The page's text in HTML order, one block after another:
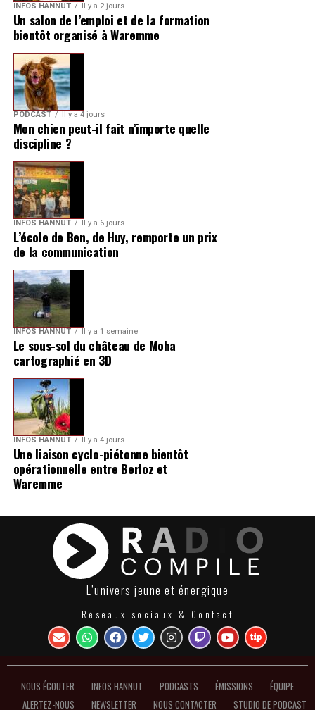
INFOS HANNUT Il y a 2 jours
Un salon de l’emploi et de la formation
bientôt organisé à Waremme
PODCAST Il y a 4 jours
Mon chien peut-il fait n’importe quelle
discipline ?
INFOS HANNUT Il y a 6 jours
L’école de Ben, de Huy, remporte un prix
de la communication
INFOS HANNUT Il y a 1 semaine
Le sous-sol du château de Moha
cartographié en 3D
INFOS HANNUT Il y a 4 jours
Une liaison cyclo-piétonne bientôt
opérationnelle entre Berloz et
Waremme
L’univers jeune et énergique
Réseaux sociaux & Contact
NOUS ÉCOUTER INFOS HANNUT PODCASTS ÉMISSIONS
ÉQUIPE
ALERTEZ-NOUS
NEWSLETTER NOUS CONTACTER STUDIO DE PODCAST